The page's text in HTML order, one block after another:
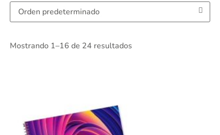
Mostrando 1–16 de 24 resultados